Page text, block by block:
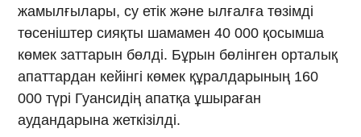
жамылғылары, су етік және ылғалға төзімді
төсеніштер сияқты шамамен 40 000 қосымша
көмек заттарын бөлді. Бұрын бөлінген орталық
апаттардан кейінгі көмек құралдарының 160
000 түрі Гуансидің апатқа ұшыраған
аудандарына жеткізілді.